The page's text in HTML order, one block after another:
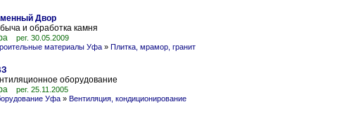
Двор
и обработка камня
рег. 30.05.2009
материалы Уфа » Плитка, мрамор, гранит
оборудование
рег. 25.11.2005
Уфа » Вентиляция, кондиционирование